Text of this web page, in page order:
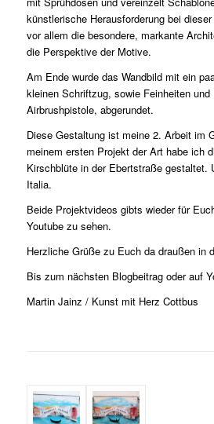
künstlerische Herausforderung bei
vor allem die besondere, markante
die Perspektive der Motive.
Am Ende wurde das Wandbild mit ein
kleinen Schriftzug, sowie Feinheiten
Airbrushpistole, abgerundet.
Diese Gestaltung ist meine 2. Arbeit im
meinem ersten Projekt der Art habe ich
Kirschblüte in der Ebertstraße gestaltet.
Italia.
Beide Projektvideos gibts wieder für
Youtube zu sehen.
Herzliche Grüße zu Euch da draußen in
Bis zum nächsten Blogbeitrag oder auf
Martin Jainz / Kunst mit Herz Cottbus